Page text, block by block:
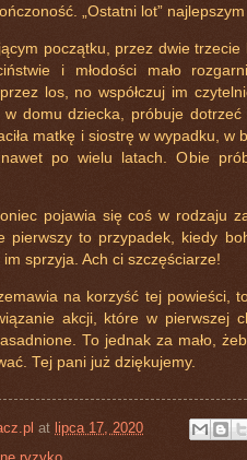
„Ostatni lot”
początku, przez dwie
i młodości mało
los, no współczuj im
w domu dziecka, próbuje
matkę i siostrę w wypadku, w
po wielu latach. Obie
pojawia się coś w rodzaju
pierwszy to przypadek, kiedy
sprzyja. Ach ci szczęściarze!
na korzyść tej powieści,
akcji, które w pierwszej
To jednak za mało,
Tej pani już dziękujemy.
at lipca 17, 2020